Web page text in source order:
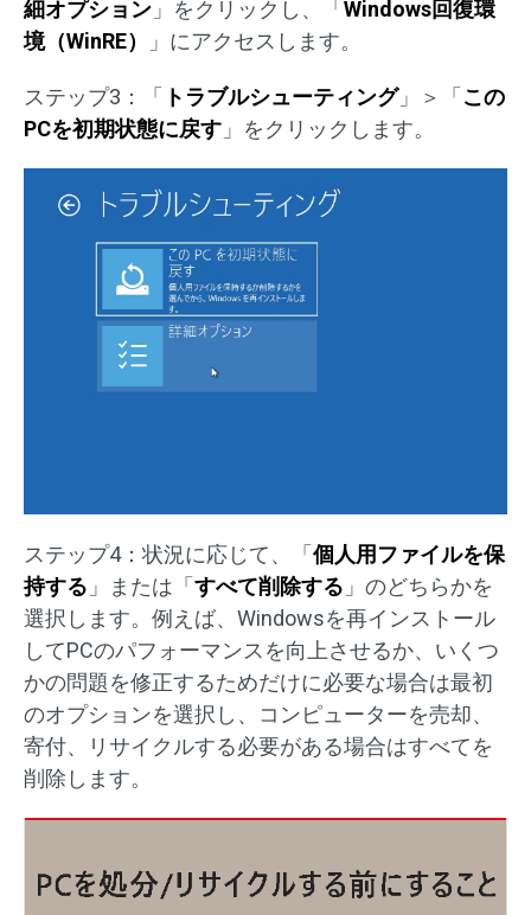
細オプション 」をクリックし、「Windows回復環
境（WinRE）
」にアクセスします。
ステップ3：「 トラブルシューティング」＞「この
PCを初期状態に戻す 」をクリックします。
ステップ4：状況に応じて、「 個人用ファイルを保
持する 」または「 すべて削除する 」のどちらかを
選択します。例えば、Windowsを再インストール
してPCのパフォーマンスを向上させるか、いくつ
かの問題を修正するためだけに必要な場合は最初
のオプションを選択し、コンピューターを売却、
寄付、リサイクルする必要がある場合はすべてを
削除します。